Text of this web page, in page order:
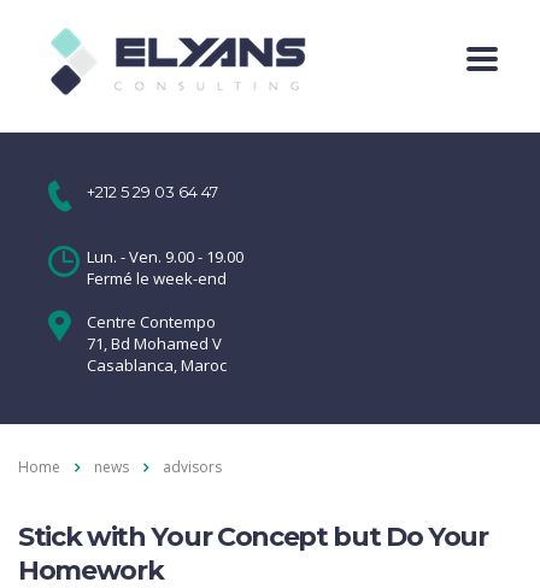
+212 5 29 03 64 47
Lun. - Ven. 9.00 - 19.00
Fermé le week-end
Centre Contempo
71, Bd Mohamed V
Casablanca, Maroc
Home news advisors
Stick with Your Concept but Do Your
Homework